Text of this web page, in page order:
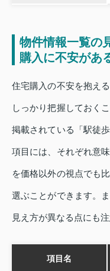
物件情報一覧の
購入に不安があ
住宅購入の不安を抱え
しっかり把握しておく
掲載されている「駅徒
項目には、それぞれ意
を価格以外の視点でも
選ぶことができます。
見え方が異なる点にも注
項目名